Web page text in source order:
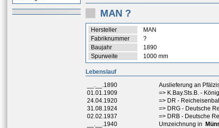
MAN ?
Hersteller
MAN
Fabriknummer
?
Baujahr
1890
Spurweite
1000 mm
Lebenslauf
__.__.1890
Auslieferung an
01.01.1909
=> K.Bay.Sts.B. -
24.04.1920
=> DR -
31.08.1924
=> DRG - Deutsche
02.02.1937
=> DRB - Deutsche
__.__.1940
Umzeichnung in